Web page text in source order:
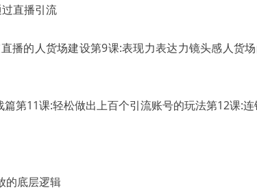
直播引流
播的人货场建设第9课:表现力表达力镜头感人货
篇第11课:轻松做出上百个引流账号的玩法第12课:
的底层逻辑